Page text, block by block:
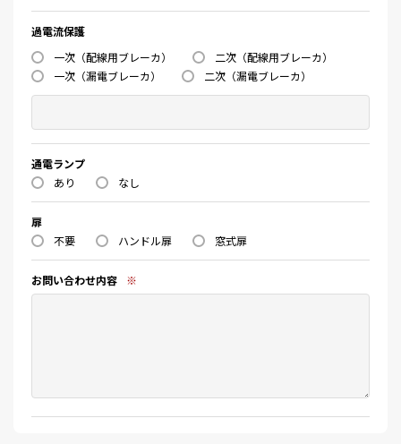
過電流保護
一次（配線用ブレーカ）
二次（配線用ブレーカ）
一次（漏電ブレーカ）
二次（漏電ブレーカ）
通電ランプ
あり
なし
扉
不要
ハンドル扉 窓式扉
お問い合わせ内容 ※